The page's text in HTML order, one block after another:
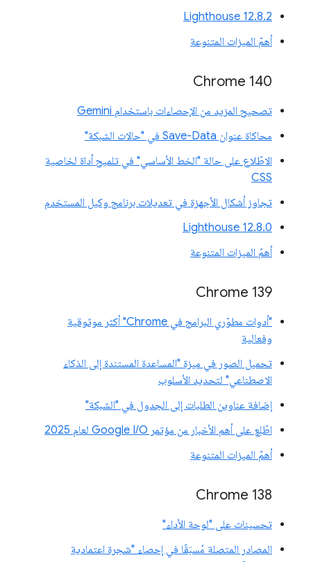
‫Lighthouse 12.8.2
أهمّ الميزات المتنوعة
Chrome 140
تصحيح المزيد من الإحصاءات باستخدام Gemini
محاكاة عنوان Save-Data في "حالات الشبكة"
الاطّلاع على حالة "الخط الأساسي" في تلميح أداة لخاصية
CSS
تجاوز أشكال الأجهزة في تعديلات برنامج وكيل المستخدم
‫Lighthouse 12.8.0
أهمّ الميزات المتنوعة
‫Chrome 139
"أدوات مطوّري البرامج في Chrome" أكثر موثوقية
وفعالية
تحميل الصور في ميزة "المساعدة المستندة إلى الذكاء
الاصطناعي" لتحديد الأسلوب
إضافة عناوين الطلبات إلى الجدول في "الشبكة"
اطّلِع على أهم الأخبار من مؤتمر Google I/O لعام 2025
أهمّ الميزات المتنوعة
‫Chrome 138
تحسينات على "لوحة الأداء"
المصادر المتصلة مُسبَقًا في إحصاء "شجرة اعتمادية